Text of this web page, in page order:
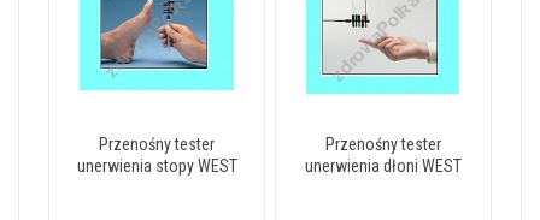
Przenośny tester
unerwienia stopy WEST
Przenośny tester
unerwienia dłoni WEST